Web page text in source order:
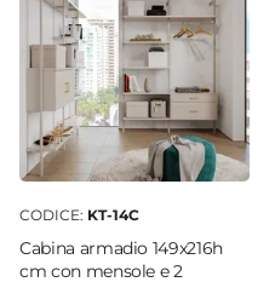
CODICE: KT-14C
Cabina armadio 149x216h
cm con mensole e 2